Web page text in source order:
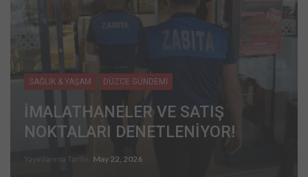
SAĞLIK & YAŞAM DÜZCE GÜNDEMİ
İMALATHANELER VE SATIŞ
NOKTALARI DENETLENİYOR!
Yayınlanma Tarihi: May 22, 2026